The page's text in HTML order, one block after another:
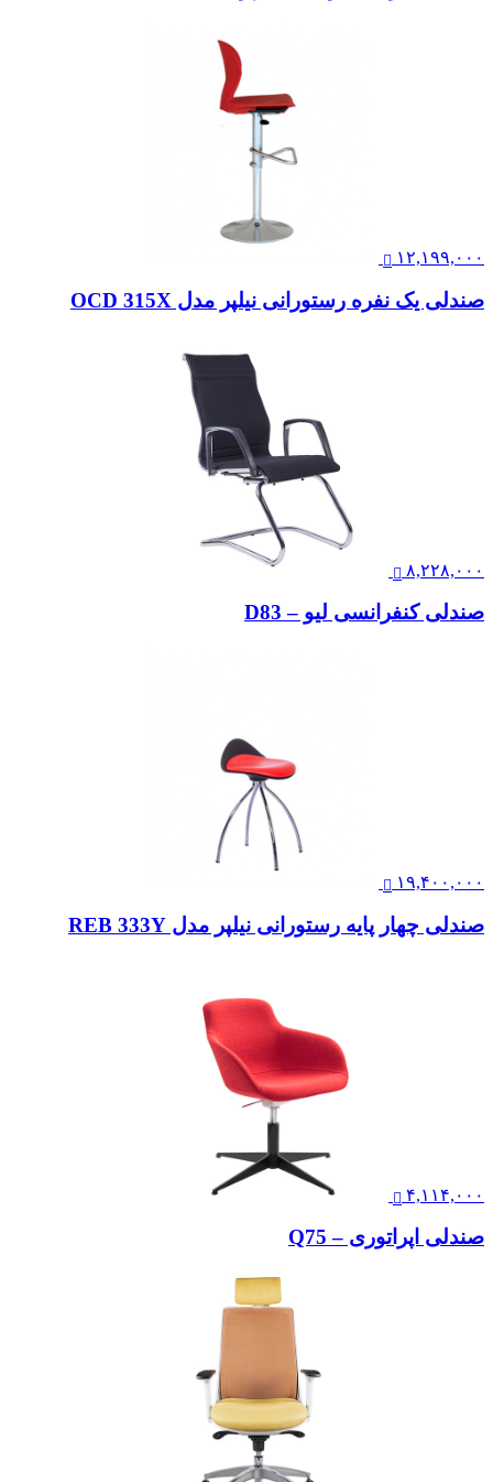
۱۲,۱۹۹,۰۰۰
صندلی یک نفره رستورانی نیلپر مدل OCD 315X
۸,۲۲۸,۰۰۰
صندلی کنفرانسی لیو – D83
۱۹,۴۰۰,۰۰۰
صندلی چهار پایه رستورانی نیلپر مدل REB 333Y
۴,۱۱۴,۰۰۰
صندلی اپراتوری – Q75